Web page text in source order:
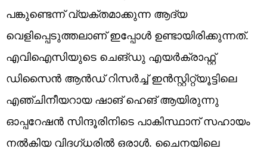
പങ്കുണ്ടെന്ന് വ്യക്തമാക്കുന്ന ആദ്യ
വെളിപ്പെടുത്തലാണ് ഇപ്പോള്‍ ഉണ്ടായിരിക്കുന്നത്.
എവിഐസിയുടെ ചെങ്ഡു എയര്‍ക്രാഫ്റ്റ്
ഡിസൈന്‍ ആന്‍ഡ് റിസര്‍ച്ച് ഇന്‍സ്റ്റിറ്റ്യൂട്ടിലെ
എഞ്ചിനീയറായ ഷാങ് ഹെങ് ആയിരുന്നു
ഓപ്പറേഷന്‍ സിന്ദൂരിനിടെ പാകിസ്ഥാന് സഹായം
നല്‍കിയ വിദഗ്ധരില്‍ ഒരാള്‍. ചൈനയിലെ